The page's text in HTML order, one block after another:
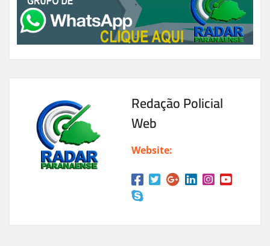
Redação Policial
Web
Website: